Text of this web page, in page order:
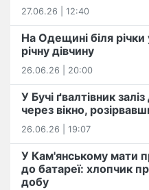
27.06.26 | 12:40
На Одещині біля
річну дівчину
26.06.26 | 20:00
У Бучі ґвалтівник
через вікно,
26.06.26 | 19:07
У Кам'янському мати
до батареї: хлопчик
добу